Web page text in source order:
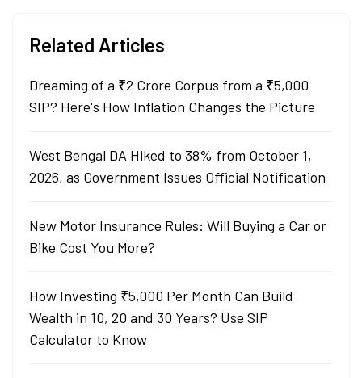
Related Articles
Dreaming of a ₹2 Crore Corpus from a ₹5,000
SIP? Here's How Inflation Changes the Picture
West Bengal DA Hiked to 38% from October 1,
2026, as Government Issues Official Notification
New Motor Insurance Rules: Will Buying a Car or
Bike Cost You More?
How Investing ₹5,000 Per Month Can Build
Wealth in 10, 20 and 30 Years? Use SIP
Calculator to Know